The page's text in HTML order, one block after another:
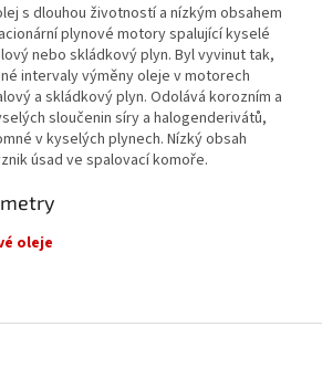
s dlouhou životností a nízkým obsahem
plynové motory spalující kyselé
nebo skládkový plyn. Byl vyvinut tak,
intervaly výměny oleje v motorech
a skládkový plyn. Odolává korozním a
sloučenin síry a halogenderivátů,
v kyselých plynech. Nízký obsah
úsad ve spalovací komoře.
oleje